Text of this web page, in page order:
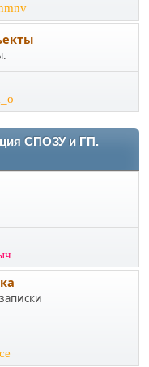
СПОЗУ и ГП.